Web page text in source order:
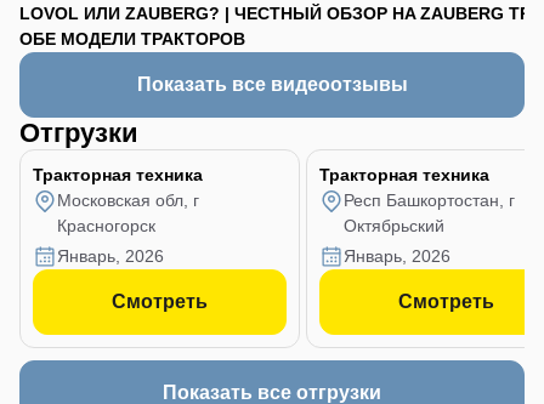
LOVOL ИЛИ ZAUBERG? | ЧЕСТНЫЙ ОБЗОР НА
ОБЕ МОДЕЛИ ТРАКТОРОВ
ZAUBERG
Показать все видеоотзывы
Отгрузки
Тракторная техника
Московская обл, г
Красногорск
январь, 2026
Смотреть
Тракторная техника
Респ Башкортостан, г
Октябрьский
январь, 2026
Смотреть
Показать все отгрузки